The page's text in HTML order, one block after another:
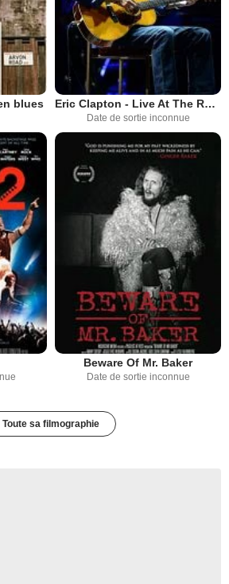
blues Eric Clapton - Live At The Royal Albert Hall
Date de sortie inconnue
Beware Of Mr. Baker
Date de sortie inconnue
Toute sa filmographie